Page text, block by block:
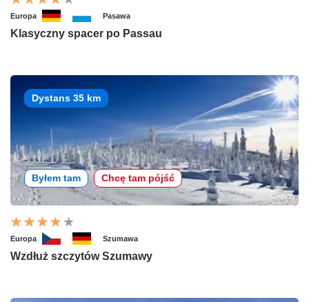
Europa Pasawa
Klasyczny spacer po Passau
Dystans 35 km
Byłem tam Chcę tam pójść
Europa Szumawa
Wzdłuż szczytów Szumawy